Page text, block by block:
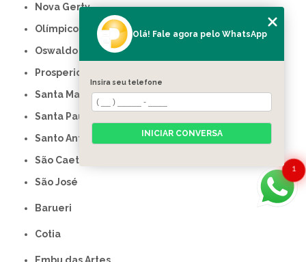
Nova Gerty
Olímpico
Oswaldo Cruz
Prosperidade
Santa Maria
Santa Paula
Santo Antônio
São Caetano do Sul
São José
Barueri
Cotia
1
Olá! Fale agora pelo WhatsApp
Insira seu telefone
INICIAR CONVERSA